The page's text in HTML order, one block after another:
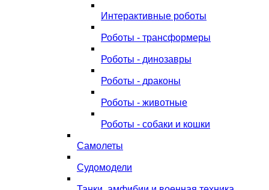
Интерактивные роботы
Роботы - трансформеры
Роботы - динозавры
Роботы - драконы
Роботы - животные
Роботы - собаки и кошки
Самолеты
Судомодели